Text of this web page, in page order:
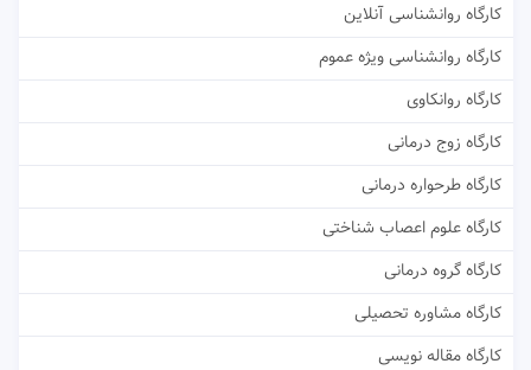
کارگاه روانشناسی آنلاین
کارگاه روانشناسی ویژه عموم
کارگاه روانکاوی
کارگاه زوج درمانی
کارگاه طرحواره درمانی
کارگاه علوم اعصاب شناختی
کارگاه گروه درمانی
کارگاه مشاوره تحصیلی
کارگاه مقاله نویسی